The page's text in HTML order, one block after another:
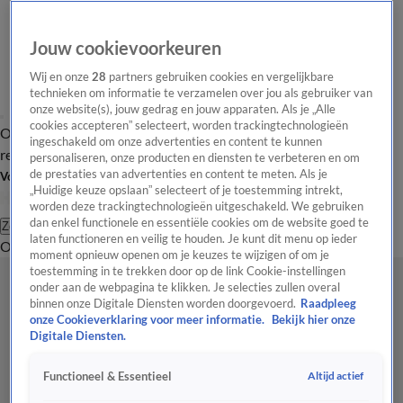
Overzicht Laatste nieuws Regionieuws Het beste van Hart
Tip de
redactie
Volg Hart van Nederland
Zoeken
OverzichtRegioUitzendingenWeerTip de redactiePanelVideo's
Jouw cookievoorkeuren
Wij en onze28 partners gebruiken cookies en vergelijkbare
technieken om informatie te verzamelen over jou als gebruiker van
onze website(s), jouw gedrag en jouw apparaten. Als je „Alle
cookies accepteren” selecteert, worden trackingtechnologieën
ingeschakeld om onze advertenties en content te kunnen
personaliseren, onze producten en diensten te verbeteren en om
de prestaties van advertenties en content te meten. Als je
„Huidige keuze opslaan” selecteert of je toestemming intrekt,
worden deze trackingtechnologieën uitgeschakeld. We gebruiken
dan enkel functionele en essentiële cookies om de website goed te
laten functioneren en veilig te houden. Je kunt dit menu op ieder
moment opnieuw openen om je keuzes te wijzigen of om je
toestemming in te trekken door op de link Cookie-instellingen
onder aan de webpagina te klikken. Je selecties zullen overal
binnen onze Digitale Diensten worden doorgevoerd. Raadpleeg
onze Cookieverklaring voor meer informatie.
Bekijk hier onze
Digitale Diensten.
Functioneel & Essentieel Altijd actief